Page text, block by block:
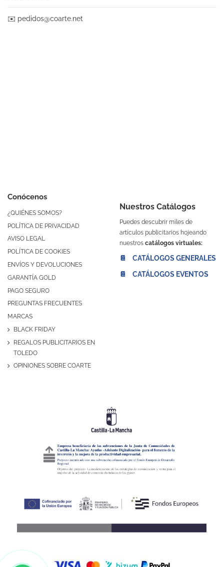
Conócenos
¿QUIÉNES SOMOS?
POLÍTICA DE PRIVACIDAD
AVISO LEGAL
POLÍTICA DE COOKIES
ENVÍOS Y DEVOLUCIONES
GARANTÍA GOLD
PAGO SEGURO
PREGUNTAS FRECUENTES
MARCAS
BLACK FRIDAY
REGALOS PUBLICITARIOS EN
TOLEDO
OPINIONES SOBRE COARTE
Nuestros Catálogos
Puedes descubrir miles de
artículos publicitarios hojeando
nuestros catálogos virtuales:
📔 CATÁLOGOS GENERALES
📔 CATÁLOGOS EVENTOS
✉️ pedidos@coarte.net